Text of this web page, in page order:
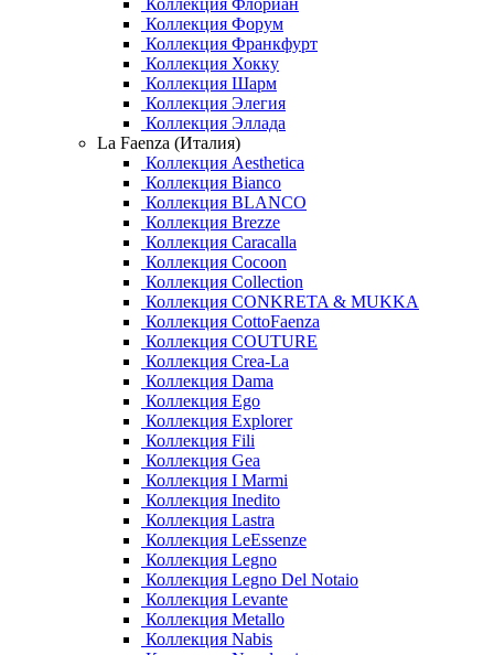
Коллекция Флориан
Коллекция Форум
Коллекция Франкфурт
Коллекция Хокку
Коллекция Шарм
Коллекция Элегия
Коллекция Эллада
La Faenza (Италия)
Коллекция Aesthetica
Коллекция Bianco
Коллекция BLANCO
Коллекция Brezze
Коллекция Caracalla
Коллекция Cocoon
Коллекция Collection
Коллекция CONKRETA & MUKKA
Коллекция CottoFaenza
Коллекция COUTURE
Коллекция Crea-La
Коллекция Dama
Коллекция Ego
Коллекция Explorer
Коллекция Fili
Коллекция Gea
Коллекция I Marmi
Коллекция Inedito
Коллекция Lastra
Коллекция LeEssenze
Коллекция Legno
Коллекция Legno Del Notaio
Коллекция Levante
Коллекция Metallo
Коллекция Nabis